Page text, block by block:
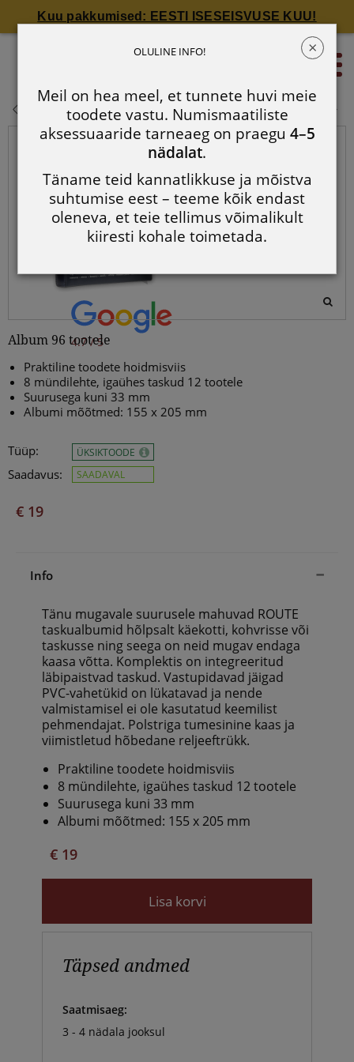
Kuu pakkumised: EESTI ISESEISVUSE KUU!
4.7 / 5
Album 96 tootele
Album 96 tootele
Praktiline toodete hoidmisviis
8 mündilehte, igaühes taskud 12 tootele
Suurusega kuni 33 mm
Albumi mõõtmed: 155 x 205 mm
Tüüp:
Saadavus:
ÜKSIKTOODE
SAADAVAL
€ 19
Info
Tänu mugavale suurusele mahuvad ROUTE
taskualbumid hõlpsalt käekotti, kohvrisse või
taskusse ning seega on neid ­mugav endaga
kaasa võtta. Komplektis on integreeritud
läbipaistvad taskud. Vastupidavad jäigad
PVC-vahetükid on lükatavad ja ­nende
valmistamisel ei ole kasutatud keemilist
pehmendajat. Polstriga tumesinine kaas ja
viimistletud hõbedane reljeeftrükk.
Praktiline toodete hoidmisviis
8 mündilehte, igaühes taskud 12 tootele
Suurusega kuni 33 mm
Albumi mõõtmed: 155 x 205 mm
€ 19
Lisa korvi
Täpsed andmed
Saatmisaeg:
3 - 4 nädala jooksul
Album 96 tootele ×
OLULINE INFO!
Meil on hea meel, et tunnete huvi meie
toodete vastu. Numismaatiliste
aksessuaaride tarneaeg on praegu 4–5
nädalat.
Täname teid kannatlikkuse ja mõistva
suhtumise eest – teeme kõik endast
oleneva, et teie tellimus võimalikult
kiiresti kohale toimetada.